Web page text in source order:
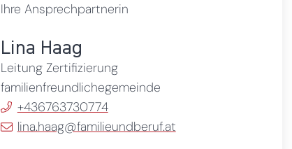
Ihre Ansprechpartnerin
Lina Haag
Leitung Zertifizierung
familienfreundlichegemeinde
+436763730774
lina.haag@familieundberuf.at